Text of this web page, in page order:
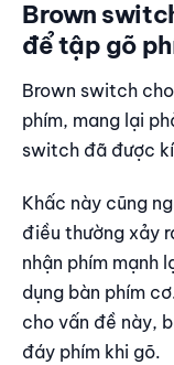
Brown
để tập gõ
Brown switch
phím, mang lại
switch đã được
Khấc này cũng
điều thường xảy
nhận phím mạnh
dụng bàn phím
cho vấn đề này,
đáy phím khi gõ.